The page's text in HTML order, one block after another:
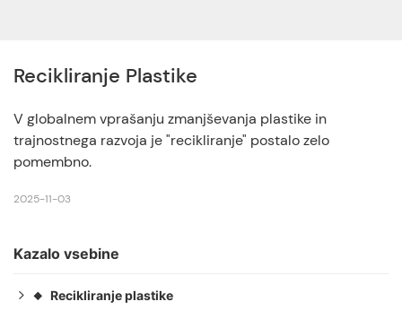
Recikliranje Plastike
V globalnem vprašanju zmanjševanja plastike in
trajnostnega razvoja je "recikliranje" postalo zelo
pomembno.
2025-11-03
Kazalo vsebine
◆ Recikliranje plastike